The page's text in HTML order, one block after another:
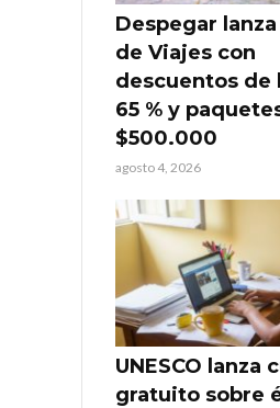
Despegar
de Viajes con
descuentos de
65 % y
$500.000
agosto 4, 2026
UNESCO lanza
gratuito sobre